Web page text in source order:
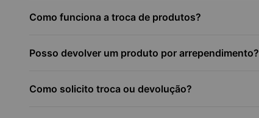
Como funciona a troca de produtos?
Posso devolver um produto por arrependimento?
Como solicito troca ou devolução?